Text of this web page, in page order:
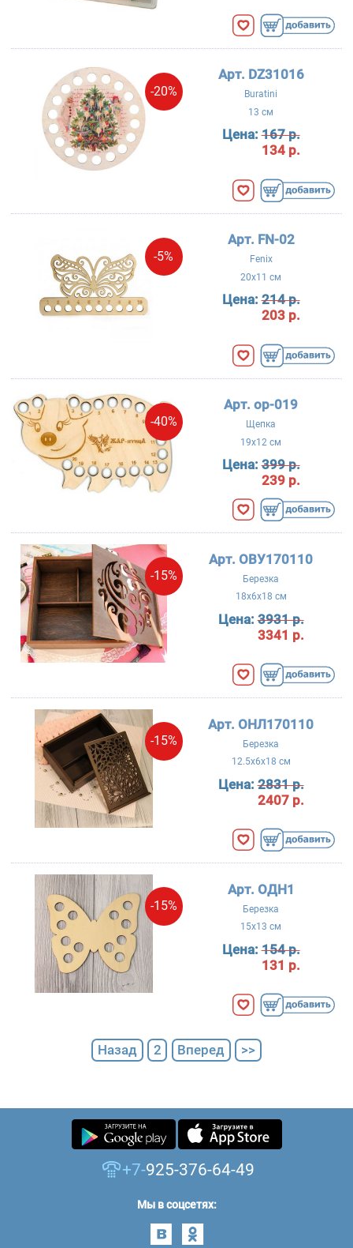
-20%
Арт. DZ31016
Buratini
13 см
Цена:167 р.
134 р.
-5%
Арт. FN-02
Fenix
20x11 см
Цена:214 р.
203 р.
-40%
Арт. ор-019
Щепка
19x12 см
Цена:399 р.
239 р.
-15%
Арт. ОВУ170110
Березка
18x6x18 см
Цена:3931 р.
3341 р.
-15%
Арт. ОНЛ170110
Березка
12.5x6x18 см
Цена:2831 р.
2407 р.
-15%
Арт. ОДН1
Березка
15x13 см
Цена:154 р.
131 р.
Назад 2 Вперед >>
+7-925-376-64-49
Мы в соцсетях: